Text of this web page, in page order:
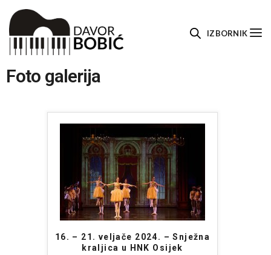
IZBORNIK
Foto galerija
16. – 21. veljače 2024. – Snježna
kraljica u HNK Osijek